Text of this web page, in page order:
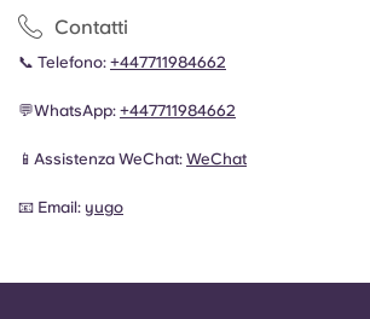
Contatti
📞 Telefono: +447711984662
💬WhatsApp: +447711984662
📱Assistenza WeChat: WeChat
📧 Email: yugo